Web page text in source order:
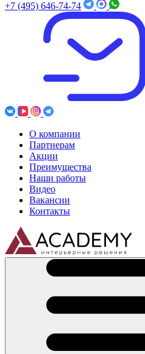
+7 (495) 646-74-74
О компании
Партнерам
Акции
Преимущества
Наши работы
Видео
Вакансии
Контакты